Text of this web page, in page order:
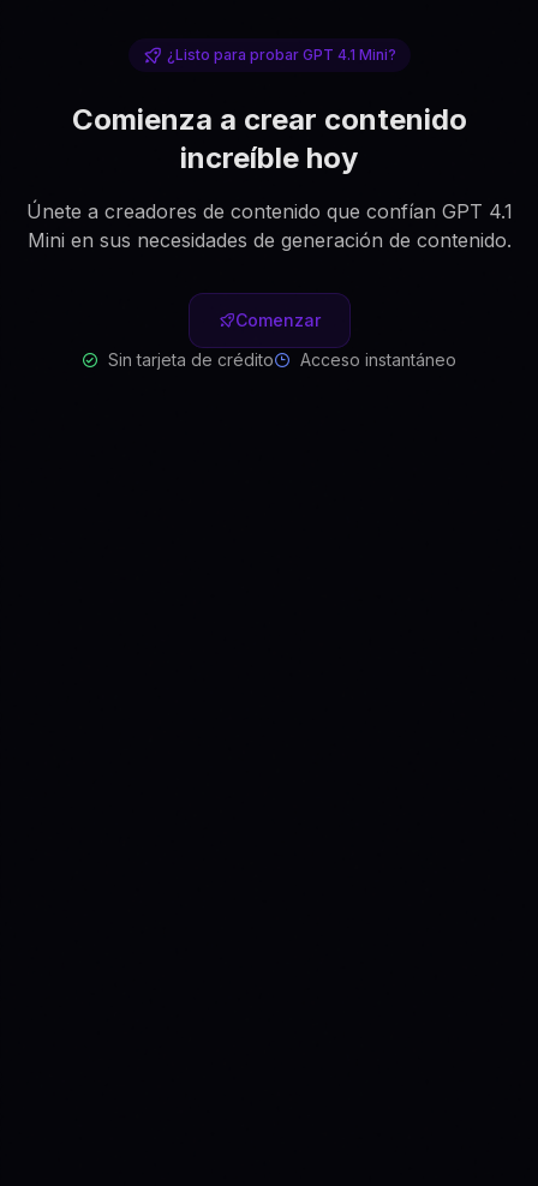
¿Listo para probar GPT 4.1 Mini?
Comienza a crear contenido
increíble hoy
Únete a creadores de contenido que confían GPT 4.1
Mini en sus necesidades de generación de contenido.
Comenzar
Sin tarjeta de crédito
Acceso instantáneo